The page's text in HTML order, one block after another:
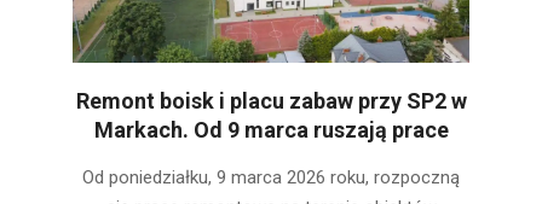
Remont boisk i placu zabaw przy SP2 w
Markach. Od 9 marca ruszają prace
03-
Od poniedziałku, 9 marca 2026 roku, rozpoczną